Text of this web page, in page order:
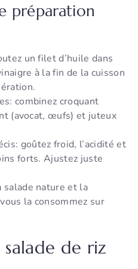
préparation
un filet d’huile dans
à la fin de la cuisson
combinez croquant
(avocat, œufs) et juteux
goûtez froid, l’acidité et
forts. Ajustez juste
salade nature et la
la consommez sur
de riz